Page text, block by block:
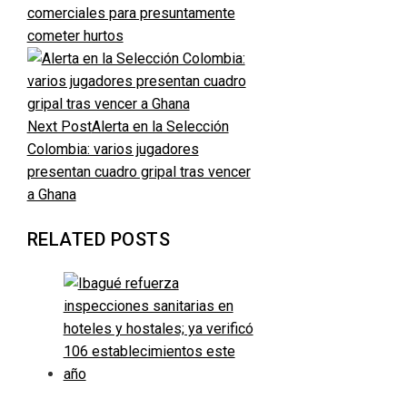
comerciales para presuntamente
cometer hurtos
Next PostAlerta en la Selección
Colombia: varios jugadores
presentan cuadro gripal tras vencer
a Ghana
RELATED POSTS